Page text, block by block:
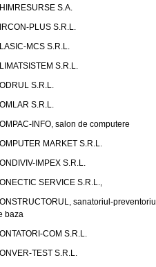
S.A.
PLUS S.R.L.
MCS S.R.L.
S.R.L.
S.R.L.
S.R.L.
INFO, salon de computere
MARKET S.R.L.
IMPEX S.R.L.
SERVICE S.R.L.,
sanatoriul-preventoriu
baza
COM S.R.L.
TEST S.R.L.